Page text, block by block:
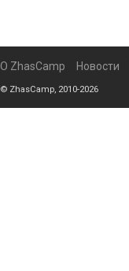
О ZhasCamp Новости
© ZhasCamp, 2010-2026